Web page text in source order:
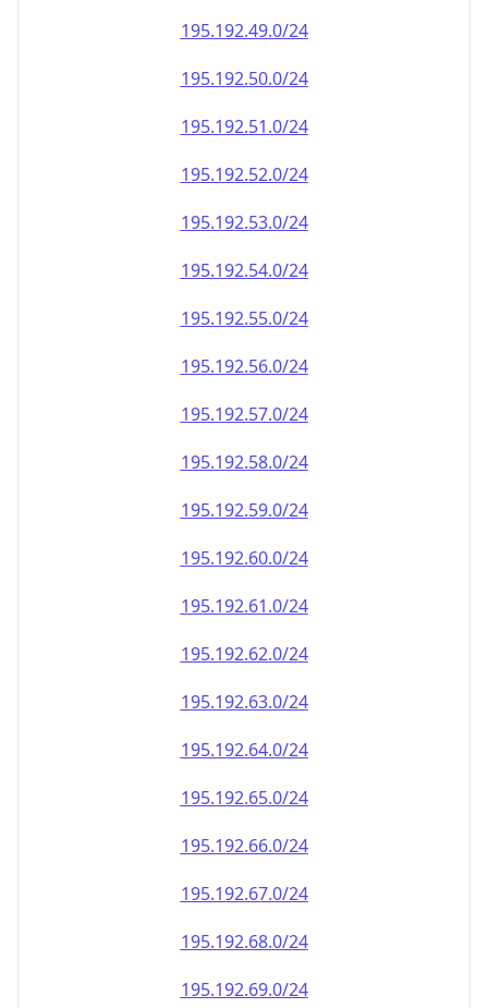
195.192.49.0/24
195.192.50.0/24
195.192.51.0/24
195.192.52.0/24
195.192.53.0/24
195.192.54.0/24
195.192.55.0/24
195.192.56.0/24
195.192.57.0/24
195.192.58.0/24
195.192.59.0/24
195.192.60.0/24
195.192.61.0/24
195.192.62.0/24
195.192.63.0/24
195.192.64.0/24
195.192.65.0/24
195.192.66.0/24
195.192.67.0/24
195.192.68.0/24
195.192.69.0/24